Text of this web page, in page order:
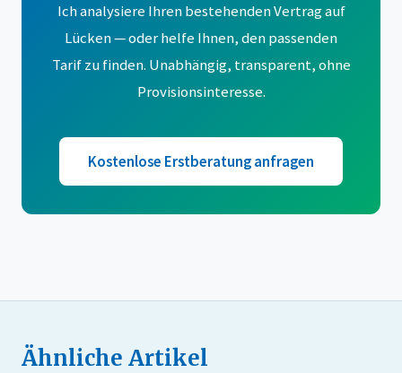
Ich analysiere Ihren bestehenden Vertrag auf
Lücken — oder helfe Ihnen, den passenden
Tarif zu finden. Unabhängig, transparent, ohne
Provisionsinteresse.
Kostenlose Erstberatung anfragen
Ähnliche Artikel